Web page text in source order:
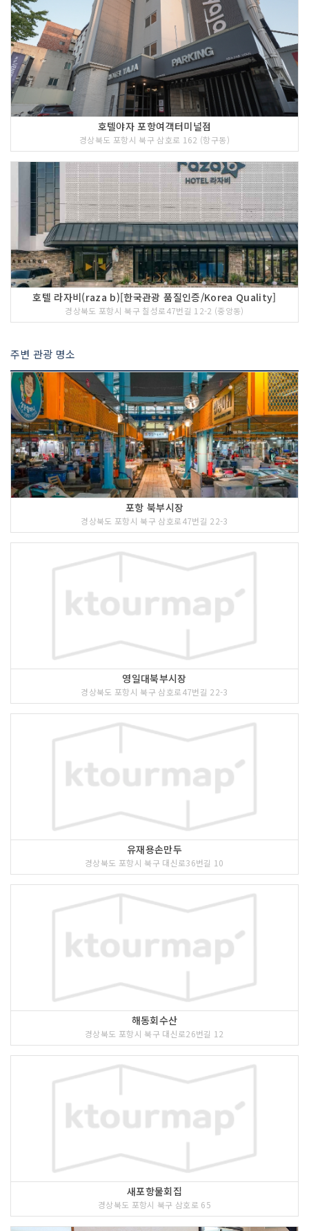
호텔야자 포항여객터미널점
경상북도 포항시 북구 삼호로 162 (항구동)
호텔 라자비(raza b)[한국관광 품질인증/Korea Quality]
경상북도 포항시 북구 칠성로47번길 12-2 (중앙동)
주변 관광 명소
포항 북부시장
경상북도 포항시 북구 삼호로47번길 22-3
영일대북부시장
경상북도 포항시 북구 삼호로47번길 22-3
유재용손만두
경상북도 포항시 북구 대신로36번길 10
해동회수산
경상북도 포항시 북구 대신로26번길 12
새포항물회집
경상북도 포항시 북구 삼호로 65